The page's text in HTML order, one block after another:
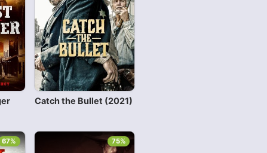
Catch the Bullet (2021)
67% 75%